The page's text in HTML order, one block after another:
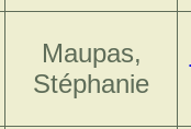
Maupas,
Stéphanie